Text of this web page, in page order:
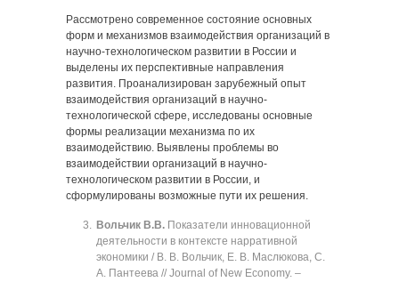
Рассмотрено современное состояние основных
форм и механизмов взаимодействия организаций в
научно-технологическом развитии в России и
выделены их перспективные направления
развития. Проанализирован зарубежный опыт
взаимодействия организаций в научно-
технологической сфере, исследованы основные
формы реализации механизма по их
взаимодействию. Выявлены проблемы во
взаимодействии организаций в научно-
технологическом развитии в России, и
сформулированы возможные пути их решения.
Вольчик В.В. Показатели инновационной
деятельности в контексте нарративной
экономики / В. В. Вольчик, Е. В. Маслюкова, С.
А. Пантеева // Journal of New Economy. ‒